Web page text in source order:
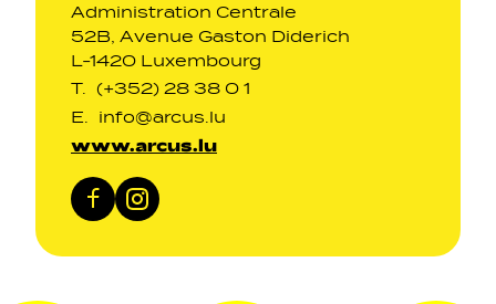
Administration Centrale
52B, Avenue Gaston Diderich
L-1420 Luxembourg
T.
(+352) 28 38 0 1
E.
info@arcus.lu
www.arcus.lu
Facebook
Instagram